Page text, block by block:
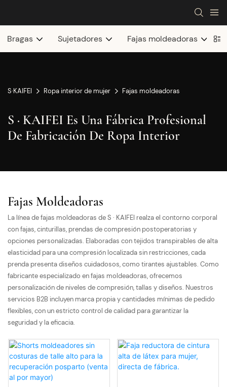
Bragas Sujetadores Fajas moldeadoras
S·KAIFEI Ropa interior de mujer Fajas moldeadoras
S · KAIFEI Es Una Fábrica Profesional
De Fabricación De Ropa Interior
Fajas Moldeadoras
La línea de fajas moldeadoras de S · KAIFEI realza el contorno corporal
con fajas, cinturillas, prendas de compresión postoperatorias y
opciones personalizadas. Elaboradas con tejidos transpirables de alta
elasticidad para una compresión localizada sin restricciones, cada
prenda presenta diseños cuidadosos, como tirantes ajustables. Como
fabricante especializado en fajas moldeadoras, ofrecemos
personalización de niveles de compresión, tallas y diseños. Nuestros
servicios B2B incluyen marca propia y cantidades mínimas de pedido
flexibles, con un estricto control de calidad para garantizar la
seguridad y la eficacia.